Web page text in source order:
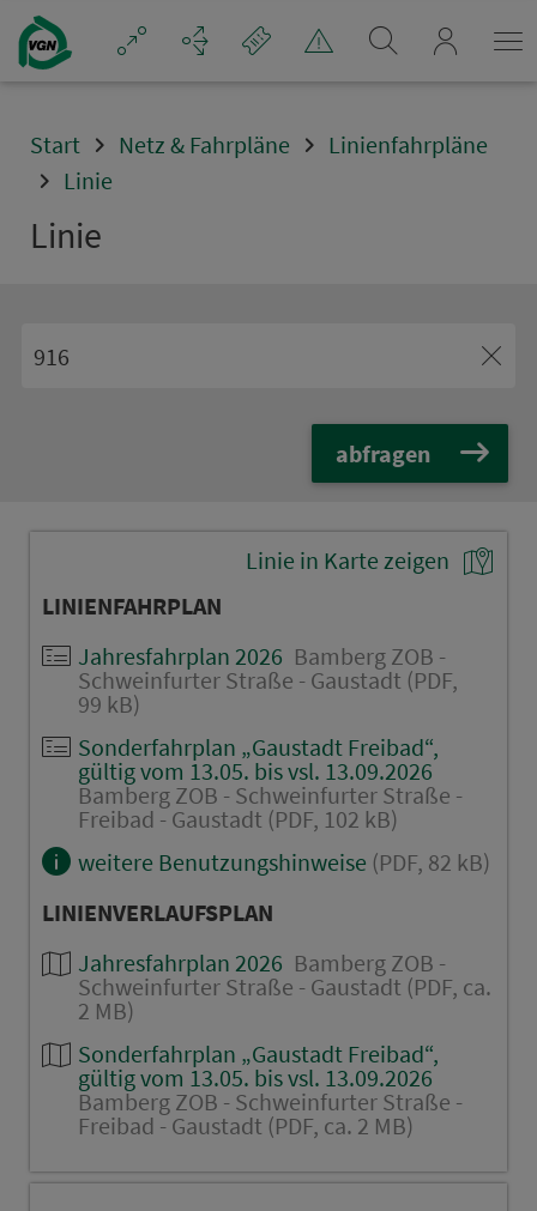
Navigation überspringen
Start Netz & Fahrpläne
Linienfahrpläne
Linie
Linie
abfragen
Linie in Karte zeigen
LINIENFAHRPLAN
Jahresfahrplan 2026 Bamberg ZOB -
Schweinfurter Straße - Gaustadt (PDF,
99 kB)
Sonderfahrplan „Gaustadt Freibad“,
gültig vom 13.05. bis vsl. 13.09.2026
Bamberg ZOB - Schweinfurter Straße -
Freibad - Gaustadt (PDF, 102 kB)
weitere Benutzungshinweise (PDF, 82 kB)
LINIENVERLAUFSPLAN
Jahresfahrplan 2026 Bamberg ZOB -
Schweinfurter Straße - Gaustadt (PDF, ca.
2 MB)
Sonderfahrplan „Gaustadt Freibad“,
gültig vom 13.05. bis vsl. 13.09.2026
Bamberg ZOB - Schweinfurter Straße -
Freibad - Gaustadt (PDF, ca. 2 MB)